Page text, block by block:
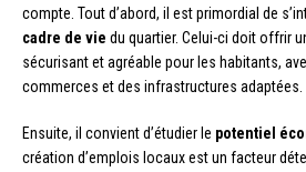
compte. Tout d’abord, il est primordial de
cadre de vie du quartier. Celui-ci doit offrir
sécurisant et agréable pour les habitants,
commerces et des infrastructures adaptées.
Ensuite, il convient d’étudier le potentiel
création d’emplois locaux est un facteur